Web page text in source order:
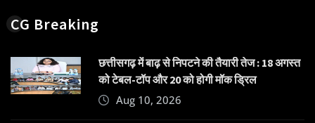
CG Breaking
छत्तीसगढ़ में बाढ़ से निपटने की तैयारी तेज : 18 अगस्त
को टेबल-टॉप और 20 को होगी मॉक ड्रिल
Aug 10, 2026